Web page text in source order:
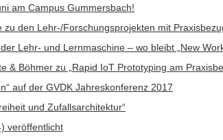
am Campus Gummersbach!
zu den Lehr-/Forschungsprojekten mit
Lehr- und Lernmaschine – wo bleibt „New
& Böhmer zu „Rapid IoT Prototyping am
auf der GVDK Jahreskonferenz 2017
und Zufallsarchitektur“
veröffentlicht